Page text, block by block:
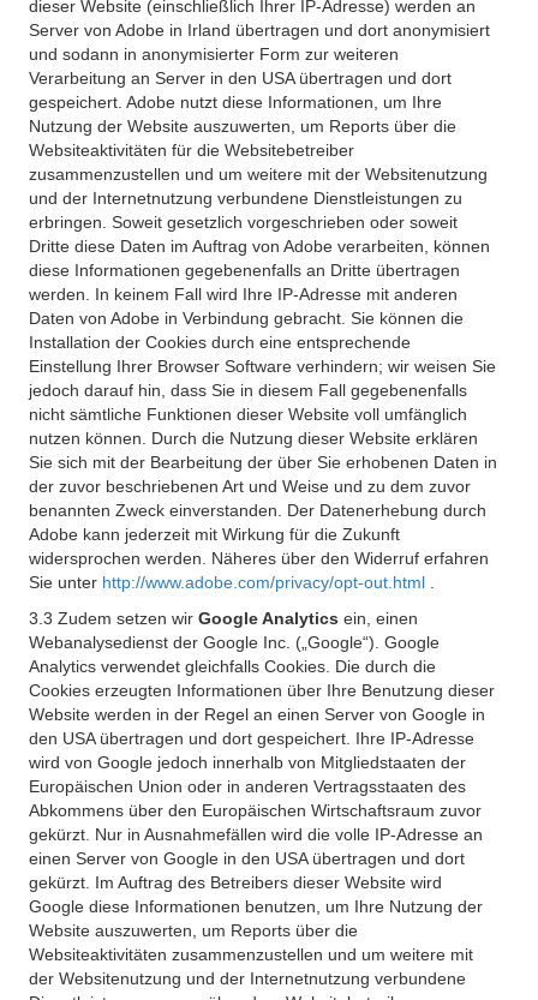
dieser Website (einschließlich Ihrer IP-Adresse) werden an
Server von Adobe in Irland übertragen und dort anonymisiert
und sodann in anonymisierter Form zur weiteren
Verarbeitung an Server in den USA übertragen und dort
gespeichert. Adobe nutzt diese Informationen, um Ihre
Nutzung der Website auszuwerten, um Reports über die
Websiteaktivitäten für die Websitebetreiber
zusammenzustellen und um weitere mit der Websitenutzung
und der Internetnutzung verbundene Dienstleistungen zu
erbringen. Soweit gesetzlich vorgeschrieben oder soweit
Dritte diese Daten im Auftrag von Adobe verarbeiten, können
diese Informationen gegebenenfalls an Dritte übertragen
werden. In keinem Fall wird Ihre IP-Adresse mit anderen
Daten von Adobe in Verbindung gebracht. Sie können die
Installation der Cookies durch eine entsprechende
Einstellung Ihrer Browser Software verhindern; wir weisen Sie
jedoch darauf hin, dass Sie in diesem Fall gegebenenfalls
nicht sämtliche Funktionen dieser Website voll umfänglich
nutzen können. Durch die Nutzung dieser Website erklären
Sie sich mit der Bearbeitung der über Sie erhobenen Daten in
der zuvor beschriebenen Art und Weise und zu dem zuvor
benannten Zweck einverstanden. Der Datenerhebung durch
Adobe kann jederzeit mit Wirkung für die Zukunft
widersprochen werden. Näheres über den Widerruf erfahren
Sie unter http://www.adobe.com/privacy/opt-out.html
3.3 Zudem setzen wir Google Analytics ein, einen
Webanalysedienst der Google Inc. („Google“). Google
Analytics verwendet gleichfalls Cookies. Die durch die
Cookies erzeugten Informationen über Ihre Benutzung dieser
Website werden in der Regel an einen Server von Google in
den USA übertragen und dort gespeichert. Ihre IP-Adresse
wird von Google jedoch innerhalb von Mitgliedstaaten der
Europäischen Union oder in anderen Vertragsstaaten des
Abkommens über den Europäischen Wirtschaftsraum zuvor
gekürzt. Nur in Ausnahmefällen wird die volle IP-Adresse an
einen Server von Google in den USA übertragen und dort
gekürzt. Im Auftrag des Betreibers dieser Website wird
Google diese Informationen benutzen, um Ihre Nutzung der
Website auszuwerten, um Reports über die
Websiteaktivitäten zusammenzustellen und um weitere mit
der Websitenutzung und der Internetnutzung verbundene